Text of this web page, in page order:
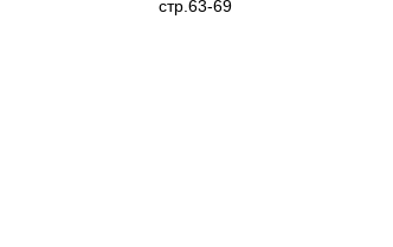
стр.63-69